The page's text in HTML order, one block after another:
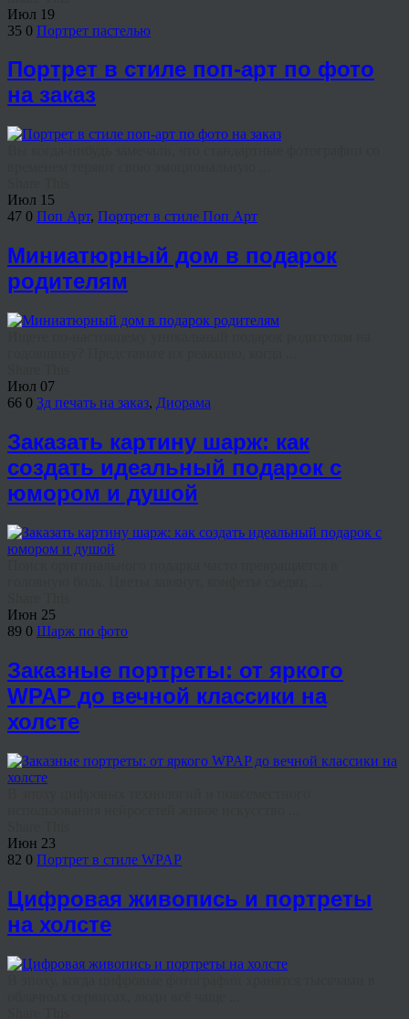
Июл 19
35 0 Портрет пастелью
Портрет в стиле поп-арт по фото
на заказ
Июл 15
47 0 Поп Арт, Портрет в стиле Поп Арт
Миниатюрный дом в подарок
родителям
Июл 07
66 0 3д печать на заказ, Диорама
Заказать картину шарж: как
создать идеальный подарок с
юмором и душой
Июн 25
89 0 Шарж по фото
Заказные портреты: от яркого
WPAP до вечной классики на
холсте
Июн 23
82 0 Портрет в стиле WPAP
Цифровая живопись и портреты
на холсте